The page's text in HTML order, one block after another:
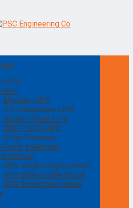
UPS
Modular-UPS
3-3-Standalone-UPS
Single-Phase-UPS
208V-120V-UPS
Other-Products
Elektronik
UPS single/single-phase
UPS three/single phase
UPS three/three phase